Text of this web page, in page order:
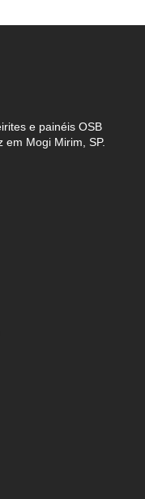
e painéis OSB
Mogi Mirim, SP.